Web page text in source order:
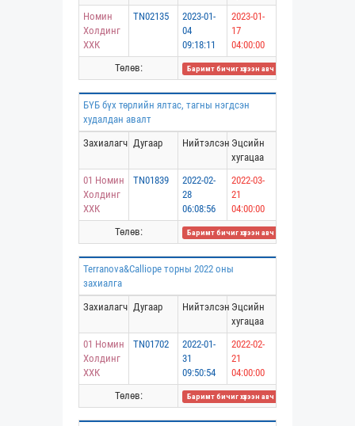
Номин
Холдинг
ХХК
TN02135
2023-01-
04
09:18:11
2023-01-
17
04:00:00
Төлөв:
Баримт бичиг хүлээн авч дууссан
БҮБ бүх төрлийн ялтас, тагны нэгдсэн
худалдан авалт
Захиалагч Дугаар Нийтэлсэн Эцсийн
хугацаа
01 Номин
Холдинг
ХХК
TN01839
2022-02-
28
06:08:56
2022-03-
21
04:00:00
Төлөв:
Баримт бичиг хүлээн авч дууссан
Terranova&Calliope торны 2022 оны
захиалга
Захиалагч Дугаар Нийтэлсэн Эцсийн
хугацаа
01 Номин
Холдинг
ХХК
TN01702
2022-01-
31
09:50:54
2022-02-
21
04:00:00
Төлөв:
Баримт бичиг хүлээн авч дууссан